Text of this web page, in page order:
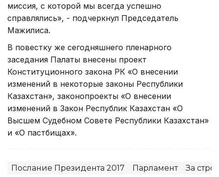
миссия, с которой мы всегда успешно
справлялись», - подчеркнул Председатель
Мажилиса.
В повестку же сегодняшнего пленарного
заседания Палаты внесены проект
Конституционного закона РК «О внесении
изменений в некоторые законы Республики
Казахстан», законопроекты «О внесении
изменений в Закон Республик Казахстан «О
Высшем Судебном Совете Республики Казахстан»
и «О пастбищах».
Послание Президента 2017 Парламент За